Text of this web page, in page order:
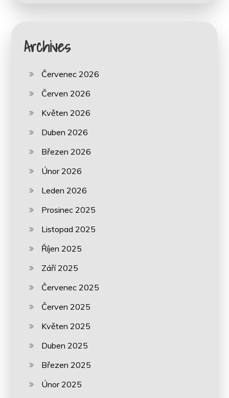
Archives
Červenec 2026
Červen 2026
Květen 2026
Duben 2026
Březen 2026
Únor 2026
Leden 2026
Prosinec 2025
Listopad 2025
Říjen 2025
Září 2025
Červenec 2025
Červen 2025
Květen 2025
Duben 2025
Březen 2025
Únor 2025